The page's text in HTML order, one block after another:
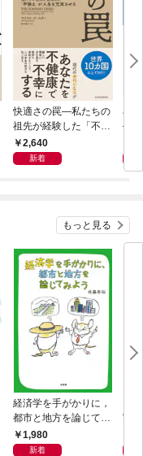
快適さの罠―私たちの
祖先が経験した「不快
さ」が人生を充実させ
る
2,640
新着
石
―大
２
もっと見る
経済学を手がかりに，
都市と地方を論じてみ
よう1,980
新着
実